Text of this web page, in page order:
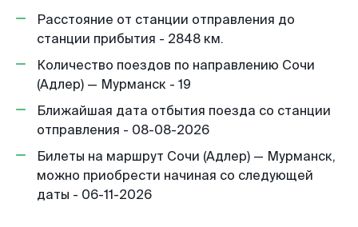
Расстояние от станции отправления до
станции прибытия - 2848 км.
Количество поездов по направлению Сочи
(Адлер) — Мурманск - 19
Ближайшая дата отбытия поезда со станции
отправления - 08-08-2026
Билеты на маршрут Сочи (Адлер) — Мурманск,
можно приобрести начиная со следующей
даты - 06-11-2026